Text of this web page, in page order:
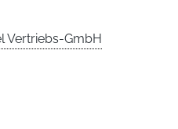
Vertriebs-GmbH